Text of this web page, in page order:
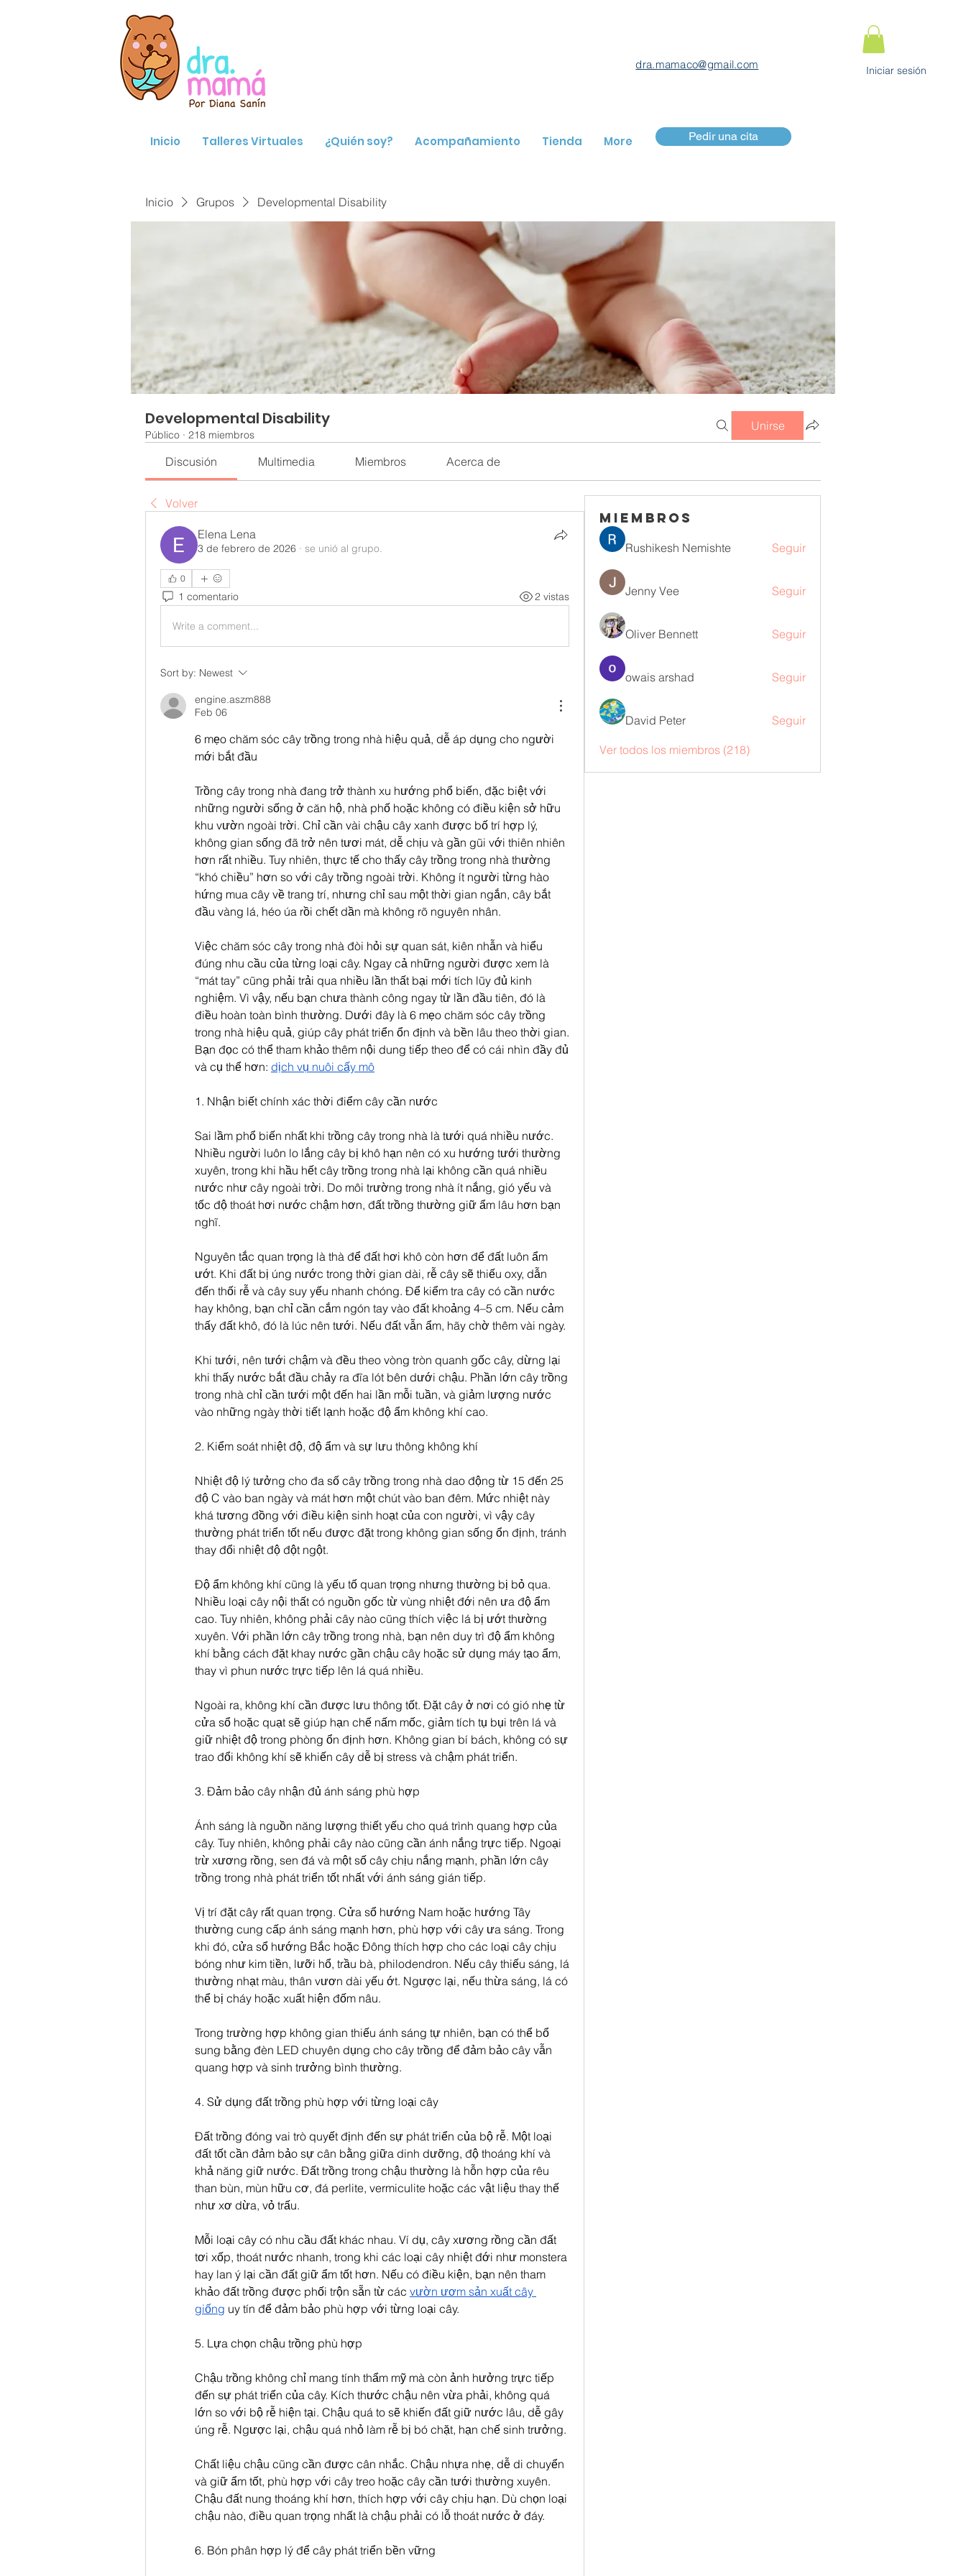
dra.mamaco@gmail.com Iniciar sesión
Inicio Talleres Virtuales ¿Quién soy? Acompañamiento Tienda More Pedir una cita
Inicio Grupos Developmental Disability
Developmental Disability
Público · 218 miembros
Unirse
Discusión Multimedia Miembros Acerca de
Volver
Elena Lena
3 de febrero de 2026 · se unió al grupo.
0
1 comentario 2 vistas
Write a comment...
Sort by: Newest
engine.aszm888
Feb 06
6 mẹo chăm sóc cây trồng trong nhà hiệu quả, dễ áp dụng cho người
mới bắt đầu
Trồng cây trong nhà đang trở thành xu hướng phổ biến, đặc biệt với
những người sống ở căn hộ, nhà phố hoặc không có điều kiện sở hữu
khu vườn ngoài trời. Chỉ cần vài chậu cây xanh được bố trí hợp lý,
không gian sống đã trở nên tươi mát, dễ chịu và gần gũi với thiên nhiên
hơn rất nhiều. Tuy nhiên, thực tế cho thấy cây trồng trong nhà thường
“khó chiều” hơn so với cây trồng ngoài trời. Không ít người từng hào
hứng mua cây về trang trí, nhưng chỉ sau một thời gian ngắn, cây bắt
đầu vàng lá, héo úa rồi chết dần mà không rõ nguyên nhân.
Việc chăm sóc cây trong nhà đòi hỏi sự quan sát, kiên nhẫn và hiểu
đúng nhu cầu của từng loại cây. Ngay cả những người được xem là
“mát tay” cũng phải trải qua nhiều lần thất bại mới tích lũy đủ kinh
nghiệm. Vì vậy, nếu bạn chưa thành công ngay từ lần đầu tiên, đó là
điều hoàn toàn bình thường. Dưới đây là 6 mẹo chăm sóc cây trồng
trong nhà hiệu quả, giúp cây phát triển ổn định và bền lâu theo thời gian.
Bạn đọc có thể tham khảo thêm nội dung tiếp theo để có cái nhìn đầy đủ
và cụ thể hơn: dịch vụ nuôi cấy mô
1. Nhận biết chính xác thời điểm cây cần nước
Sai lầm phổ biến nhất khi trồng cây trong nhà là tưới quá nhiều nước.
Nhiều người luôn lo lắng cây bị khô hạn nên có xu hướng tưới thường
xuyên, trong khi hầu hết cây trồng trong nhà lại không cần quá nhiều
nước như cây ngoài trời. Do môi trường trong nhà ít nắng, gió yếu và
tốc độ thoát hơi nước chậm hơn, đất trồng thường giữ ẩm lâu hơn bạn
nghĩ.
Nguyên tắc quan trọng là thà để đất hơi khô còn hơn để đất luôn ẩm
ướt. Khi đất bị úng nước trong thời gian dài, rễ cây sẽ thiếu oxy, dẫn
đến thối rễ và cây suy yếu nhanh chóng. Để kiểm tra cây có cần nước
hay không, bạn chỉ cần cắm ngón tay vào đất khoảng 4–5 cm. Nếu cảm
thấy đất khô, đó là lúc nên tưới. Nếu đất vẫn ẩm, hãy chờ thêm vài ngày.
Khi tưới, nên tưới chậm và đều theo vòng tròn quanh gốc cây, dừng lại
khi thấy nước bắt đầu chảy ra đĩa lót bên dưới chậu. Phần lớn cây trồng
trong nhà chỉ cần tưới một đến hai lần mỗi tuần, và giảm lượng nước
vào những ngày thời tiết lạnh hoặc độ ẩm không khí cao.
2. Kiểm soát nhiệt độ, độ ẩm và sự lưu thông không khí
Nhiệt độ lý tưởng cho đa số cây trồng trong nhà dao động từ 15 đến 25
độ C vào ban ngày và mát hơn một chút vào ban đêm. Mức nhiệt này
khá tương đồng với điều kiện sinh hoạt của con người, vì vậy cây
thường phát triển tốt nếu được đặt trong không gian sống ổn định, tránh
thay đổi nhiệt độ đột ngột.
Độ ẩm không khí cũng là yếu tố quan trọng nhưng thường bị bỏ qua.
Nhiều loại cây nội thất có nguồn gốc từ vùng nhiệt đới nên ưa độ ẩm
cao. Tuy nhiên, không phải cây nào cũng thích việc lá bị ướt thường
xuyên. Với phần lớn cây trồng trong nhà, bạn nên duy trì độ ẩm không
khí bằng cách đặt khay nước gần chậu cây hoặc sử dụng máy tạo ẩm,
thay vì phun nước trực tiếp lên lá quá nhiều.
Ngoài ra, không khí cần được lưu thông tốt. Đặt cây ở nơi có gió nhẹ từ
cửa sổ hoặc quạt sẽ giúp hạn chế nấm mốc, giảm tích tụ bụi trên lá và
giữ nhiệt độ trong phòng ổn định hơn. Không gian bí bách, không có sự
trao đổi không khí sẽ khiến cây dễ bị stress và chậm phát triển.
3. Đảm bảo cây nhận đủ ánh sáng phù hợp
Ánh sáng là nguồn năng lượng thiết yếu cho quá trình quang hợp của
cây. Tuy nhiên, không phải cây nào cũng cần ánh nắng trực tiếp. Ngoại
trừ xương rồng, sen đá và một số cây chịu nắng mạnh, phần lớn cây
trồng trong nhà phát triển tốt nhất với ánh sáng gián tiếp.
Vị trí đặt cây rất quan trọng. Cửa sổ hướng Nam hoặc hướng Tây
thường cung cấp ánh sáng mạnh hơn, phù hợp với cây ưa sáng. Trong
khi đó, cửa sổ hướng Bắc hoặc Đông thích hợp cho các loại cây chịu
bóng như kim tiền, lưỡi hổ, trầu bà, philodendron. Nếu cây thiếu sáng, lá
thường nhạt màu, thân vươn dài yếu ớt. Ngược lại, nếu thừa sáng, lá có
thể bị cháy hoặc xuất hiện đốm nâu.
Trong trường hợp không gian thiếu ánh sáng tự nhiên, bạn có thể bổ
sung bằng đèn LED chuyên dụng cho cây trồng để đảm bảo cây vẫn
quang hợp và sinh trưởng bình thường.
4. Sử dụng đất trồng phù hợp với từng loại cây
Đất trồng đóng vai trò quyết định đến sự phát triển của bộ rễ. Một loại
đất tốt cần đảm bảo sự cân bằng giữa dinh dưỡng, độ thoáng khí và
khả năng giữ nước. Đất trồng trong chậu thường là hỗn hợp của rêu
than bùn, mùn hữu cơ, đá perlite, vermiculite hoặc các vật liệu thay thế
như xơ dừa, vỏ trấu.
Mỗi loại cây có nhu cầu đất khác nhau. Ví dụ, cây xương rồng cần đất
tơi xốp, thoát nước nhanh, trong khi các loại cây nhiệt đới như monstera
hay lan ý lại cần đất giữ ẩm tốt hơn. Nếu có điều kiện, bạn nên tham
khảo đất trồng được phối trộn sẵn từ các vườn ươm sản xuất cây
giống uy tín để đảm bảo phù hợp với từng loại cây.
5. Lựa chọn chậu trồng phù hợp
Chậu trồng không chỉ mang tính thẩm mỹ mà còn ảnh hưởng trực tiếp
đến sự phát triển của cây. Kích thước chậu nên vừa phải, không quá
lớn so với bộ rễ hiện tại. Chậu quá to sẽ khiến đất giữ nước lâu, dễ gây
úng rễ. Ngược lại, chậu quá nhỏ làm rễ bị bó chặt, hạn chế sinh trưởng.
Chất liệu chậu cũng cần được cân nhắc. Chậu nhựa nhẹ, dễ di chuyển
và giữ ẩm tốt, phù hợp với cây treo hoặc cây cần tưới thường xuyên.
Chậu đất nung thoáng khí hơn, thích hợp với cây chịu hạn. Dù chọn loại
chậu nào, điều quan trọng nhất là chậu phải có lỗ thoát nước ở đáy.
6. Bón phân hợp lý để cây phát triển bền vững
Miembros
Rushikesh Nemishte Seguir
Jenny Vee Seguir
Oliver Bennett Seguir
owais arshad Seguir
David Peter Seguir
Ver todos los miembros (218)